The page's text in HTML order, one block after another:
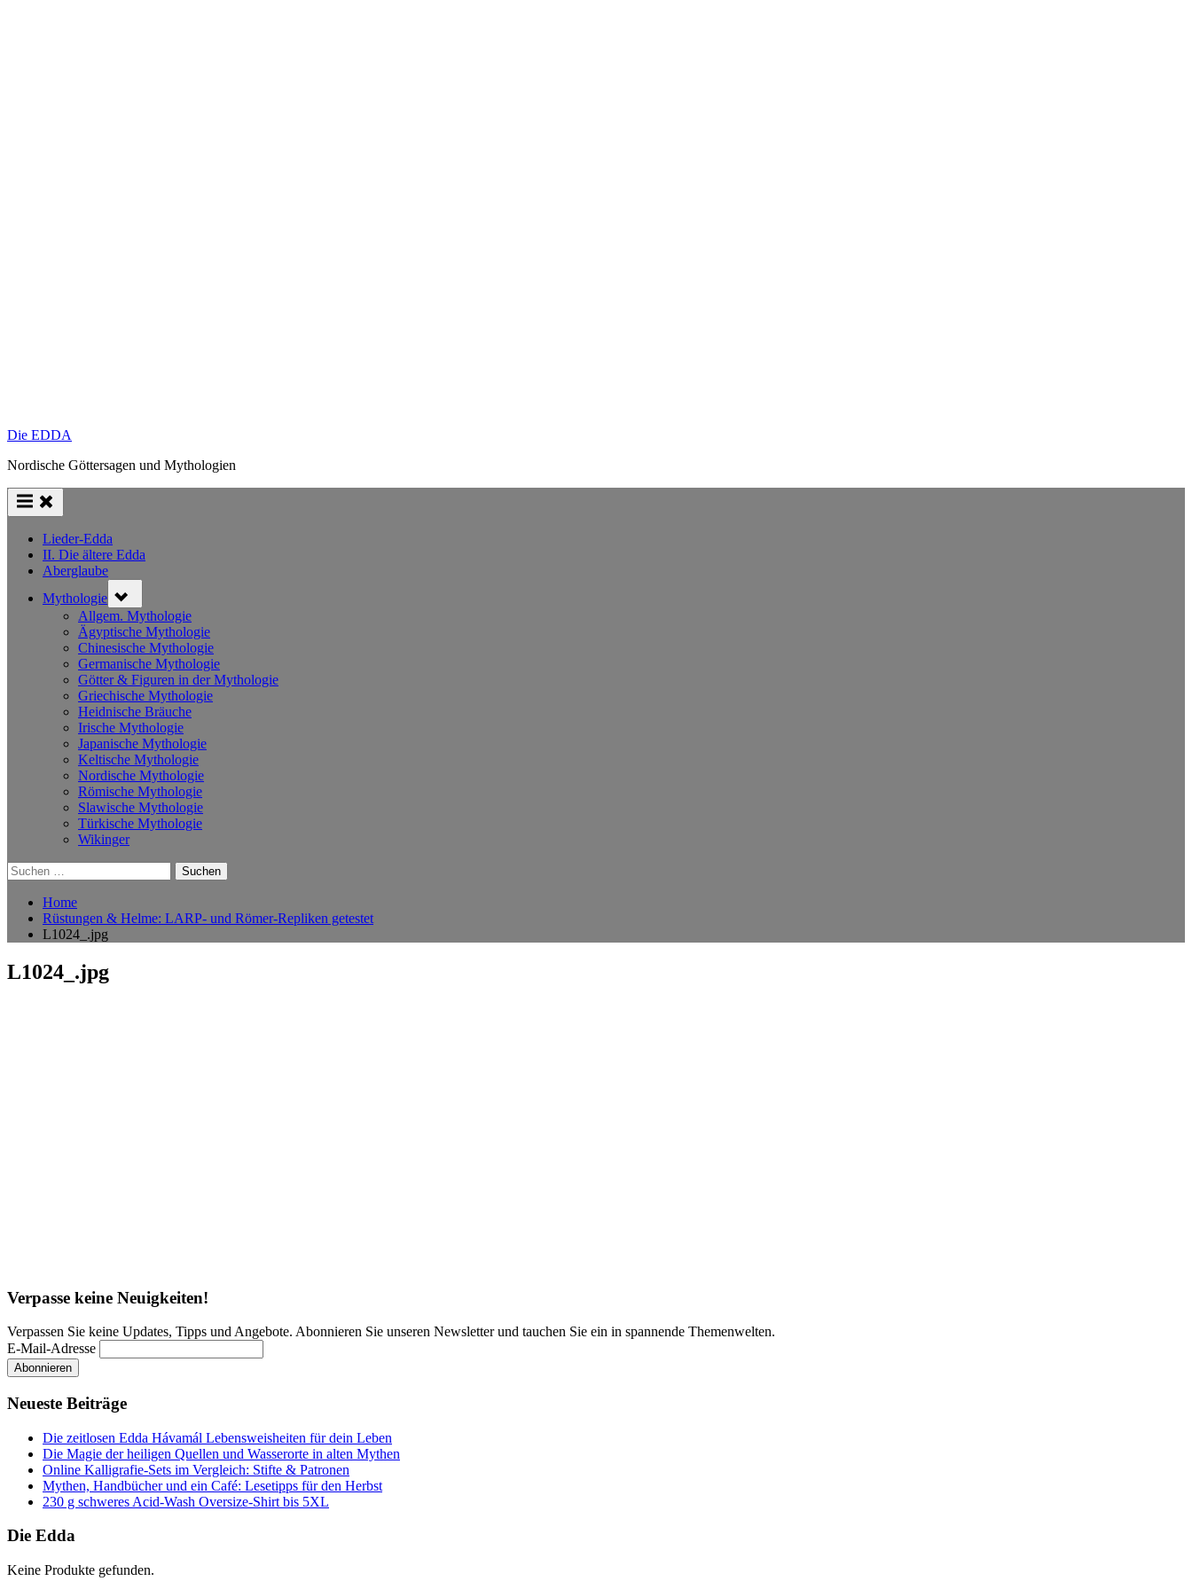
Die EDDA
Nordische Göttersagen und Mythologien
Lieder-Edda
II. Die ältere Edda
Aberglaube
Mythologie sub-
menu
Allgem. Mythologie
Ägyptische Mythologie
Chinesische Mythologie
Germanische Mythologie
Götter & Figuren in der Mythologie
Griechische Mythologie
Heidnische Bräuche
Irische Mythologie
Japanische Mythologie
Keltische Mythologie
Nordische Mythologie
Römische Mythologie
Slawische Mythologie
Türkische Mythologie
Wikinger
Suchen
nach:
Home
Rüstungen & Helme: LARP- und Römer-Repliken getestet
L1024_.jpg
L1024_.jpg
Verpasse keine Neuigkeiten!
Verpassen Sie keine Updates, Tipps und Angebote. Abonnieren Sie unseren Newsletter und tauchen Sie ein in spannende Themenwelten.
E-Mail-Adresse
Neueste Beiträge
Die zeitlosen Edda Hávamál Lebensweisheiten für dein Leben
Die Magie der heiligen Quellen und Wasserorte in alten Mythen
Online Kalligrafie‑Sets im Vergleich: Stifte & Patronen
Mythen, Handbücher und ein Café: Lesetipps für den Herbst
230 g schweres Acid-Wash Oversize-Shirt bis 5XL
Die Edda
Keine Produkte gefunden.